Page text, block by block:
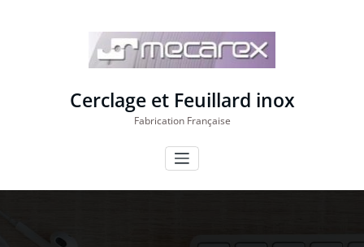
Cerclage et Feuillard inox
Fabrication Française